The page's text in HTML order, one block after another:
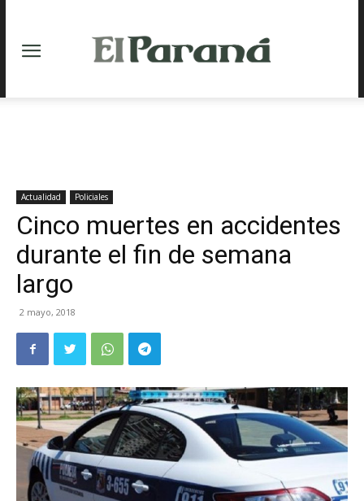
Actualidad Policiales
Cinco muertes en accidentes
durante el fin de semana
largo
2 mayo, 2018